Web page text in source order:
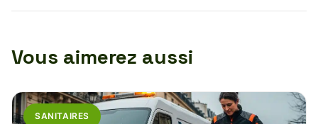
Vous aimerez aussi
SANITAIRES